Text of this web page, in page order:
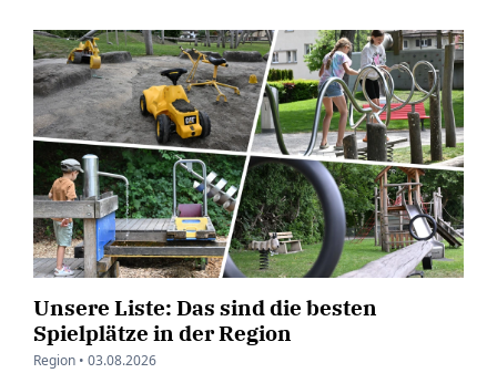
Unsere Liste: Das sind die besten
Spielplätze in der Region
Region • 03.08.2026